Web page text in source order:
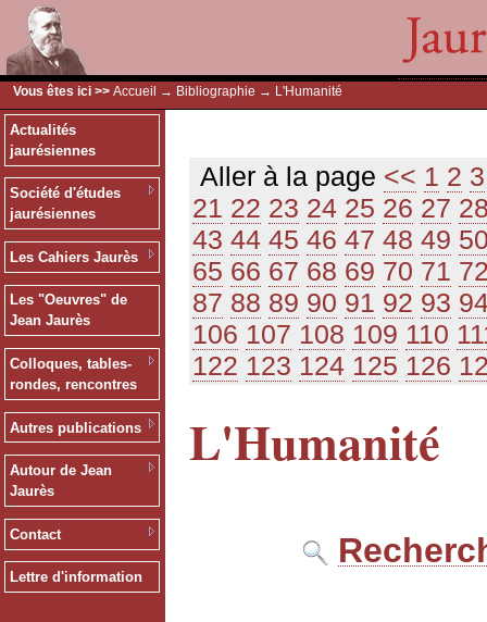
Vous êtes ici >> Accueil → Bibliographie → L'Humanité
Actualités
jaurésiennes
Société d'études
jaurésiennes
Les Cahiers Jaurès
Les "Oeuvres" de
Jean Jaurès
Colloques, tables-
rondes, rencontres
Autres publications
Autour de Jean
Jaurès
Contact
Lettre d'information
Aller à la page << 1 2 3
21 22 23 24 25 26 27
43 44 45 46 47 48 49
65 66 67 68 69 70 71
87 88 89 90 91 92 93
106 107 108 109 110
122 123 124 125 126
L'Humanité